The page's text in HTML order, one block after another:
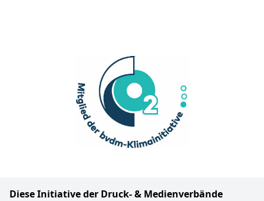
Diese Initiative der Druck- & Medienverbände